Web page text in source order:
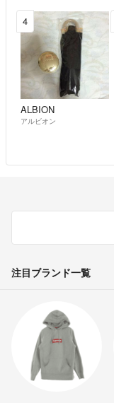
4
ALBION
アルビオン
注目ブランド一覧